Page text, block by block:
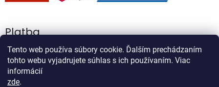
Tento web používa súbory cookie. Ďalším prechádzaním
tohto webu vyjadrujete súhlas s ich používaním. Viac
informácií
zde.
Platba